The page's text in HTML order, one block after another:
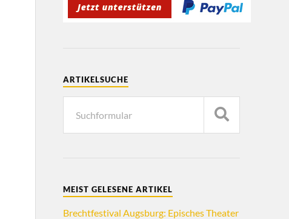
ARTIKELSUCHE
MEIST GELESENE ARTIKEL
Brechtfestival Augsburg: Episches Theater